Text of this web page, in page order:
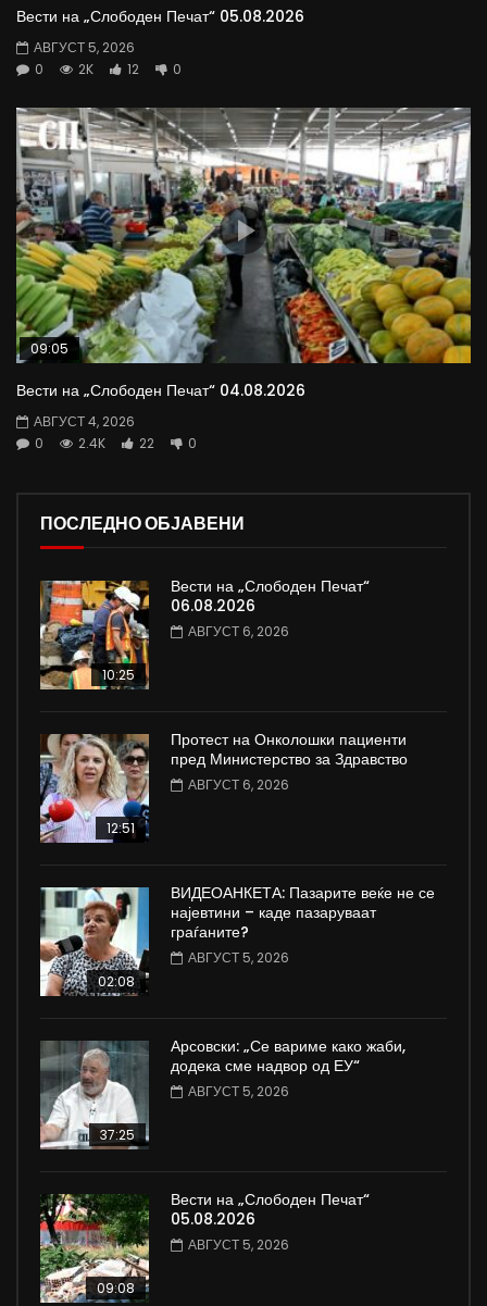
Вести на „Слободен Печат“ 05.08.2026
АВГУСТ 5, 2026
0
2K 12 0
09:05
Вести на „Слободен Печат“ 04.08.2026
АВГУСТ 4, 2026
0
2.4K 22 0
ПОСЛЕДНО ОБЈАВЕНИ
10:25
Вести на „Слободен Печат“
06.08.2026
АВГУСТ 6, 2026
12:51
Протест на Онколошки пациенти
пред Министерство за Здравство
АВГУСТ 6, 2026
02:08
ВИДЕОАНКЕТА: Пазарите веќе не се
најевтини – каде пазаруваат
граѓаните?
АВГУСТ 5, 2026
37:25
Арсовски: „Се вариме како жаби,
додека сме надвор од ЕУ“
АВГУСТ 5, 2026
09:08
Вести на „Слободен Печат“
05.08.2026
АВГУСТ 5, 2026